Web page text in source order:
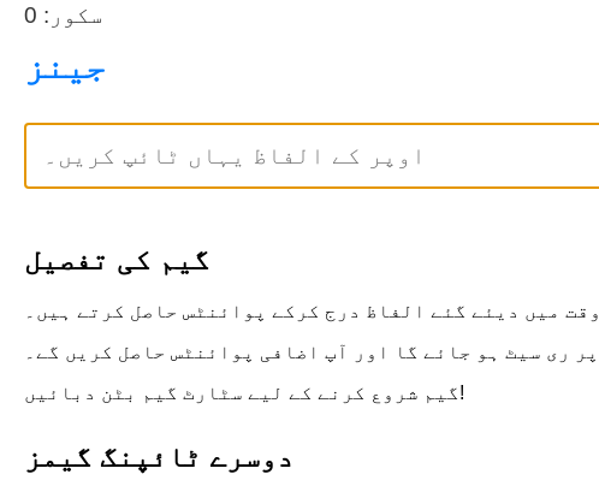
سکور: 0
جینز
گیم کی تفصیل
میں دیئے گئے الفاظ درج کرکے پوائنٹس حاصل کرتے ہیں۔
گیم شروع کرنے کے لیے سٹارٹ گیم بٹن دبائیں!
دوسرے ٹائپنگ گیمز